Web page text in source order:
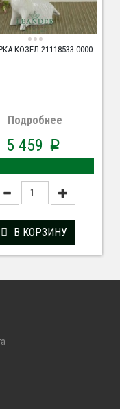
КОЗЕЛ 21118533-0000
Подробнее
5 459 p
В КОРЗИНУ